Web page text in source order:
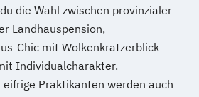
die Wahl zwischen provinzialer
Landhauspension,
Chic mit Wolkenkratzerblick
Individualcharakter.
Praktikanten werden auch